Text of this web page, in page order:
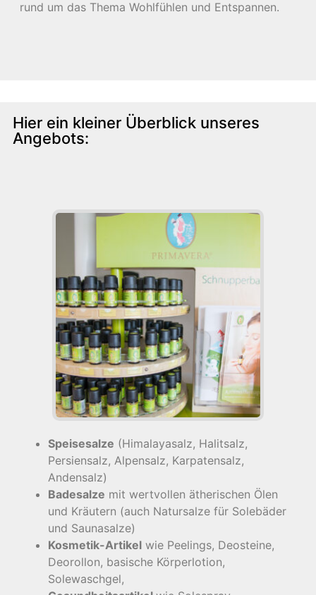
rund um das Thema Wohlfühlen und Entspannen.
Hier ein kleiner Überblick unseres
Angebots:
Speisesalze (Himalayasalz, Halitsalz,
Persiensalz, Alpensalz, Karpatensalz,
Andensalz)
Badesalze mit wertvollen ätherischen Ölen
und Kräutern (auch Natursalze für Solebäder
und Saunasalze)
Kosmetik-Artikelwie Peelings, Deosteine,
Deorollon, basische Körperlotion,
Solewaschgel,